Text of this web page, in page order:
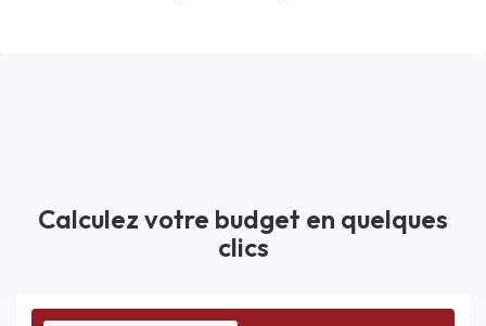
Année de référence
01/01/2024
Calculez votre budget en quelques
clics